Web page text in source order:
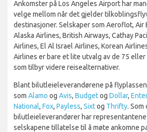
Ankomster på Los Angeles Airport har
velge mellom når det gjelder
destinasjoner. Selskaper som Aeroflot, Air
Alaska Airlines, British Airways, Cathay
Airlines, El Al Israel Airlines, Korean
Airlines er bare et lite utvalg av de 75
som tilbyr videre reisealternativer.
Blant bilutleieleverandørene på
som Alamo og Avis, Budgetog Dollar,
National, Fox, Payless, Sixtog Thrifty.
bilutleieleverandører har
selskapene tillatelse til å møte ankomne